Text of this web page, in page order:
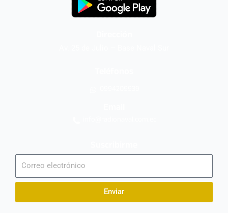
Enviar